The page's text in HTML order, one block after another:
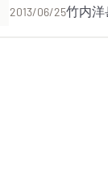
2013/06/25竹内